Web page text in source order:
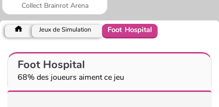
Collect Brainrot Arena
Jeux de Simulation Foot Hospital
Foot Hospital
68% des joueurs aiment ce jeu